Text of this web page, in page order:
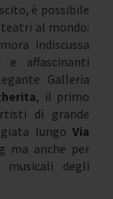
è possibile
al mondo:
indiscussa
affascinanti
Galleria
, il primo
di grande
lungo Via
ma anche per
musicali degli